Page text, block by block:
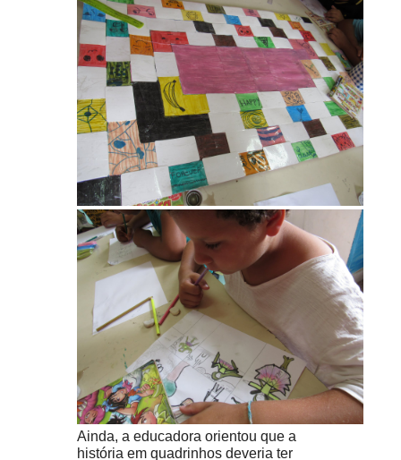
Ainda, a educadora orientou que a
história em quadrinhos deveria ter